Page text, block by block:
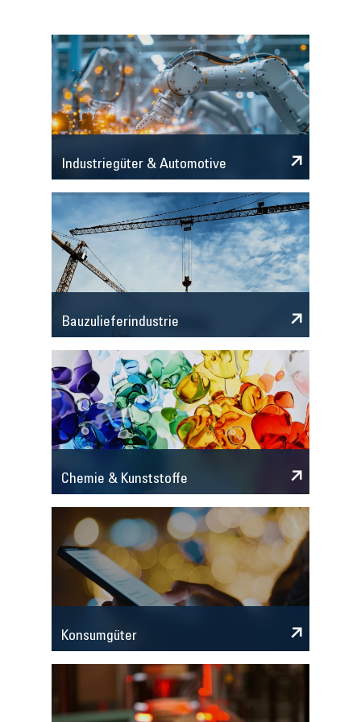
Industriegüter & Automotive
Bauzulieferindustrie
Chemie & Kunststoffe
Konsumgüter